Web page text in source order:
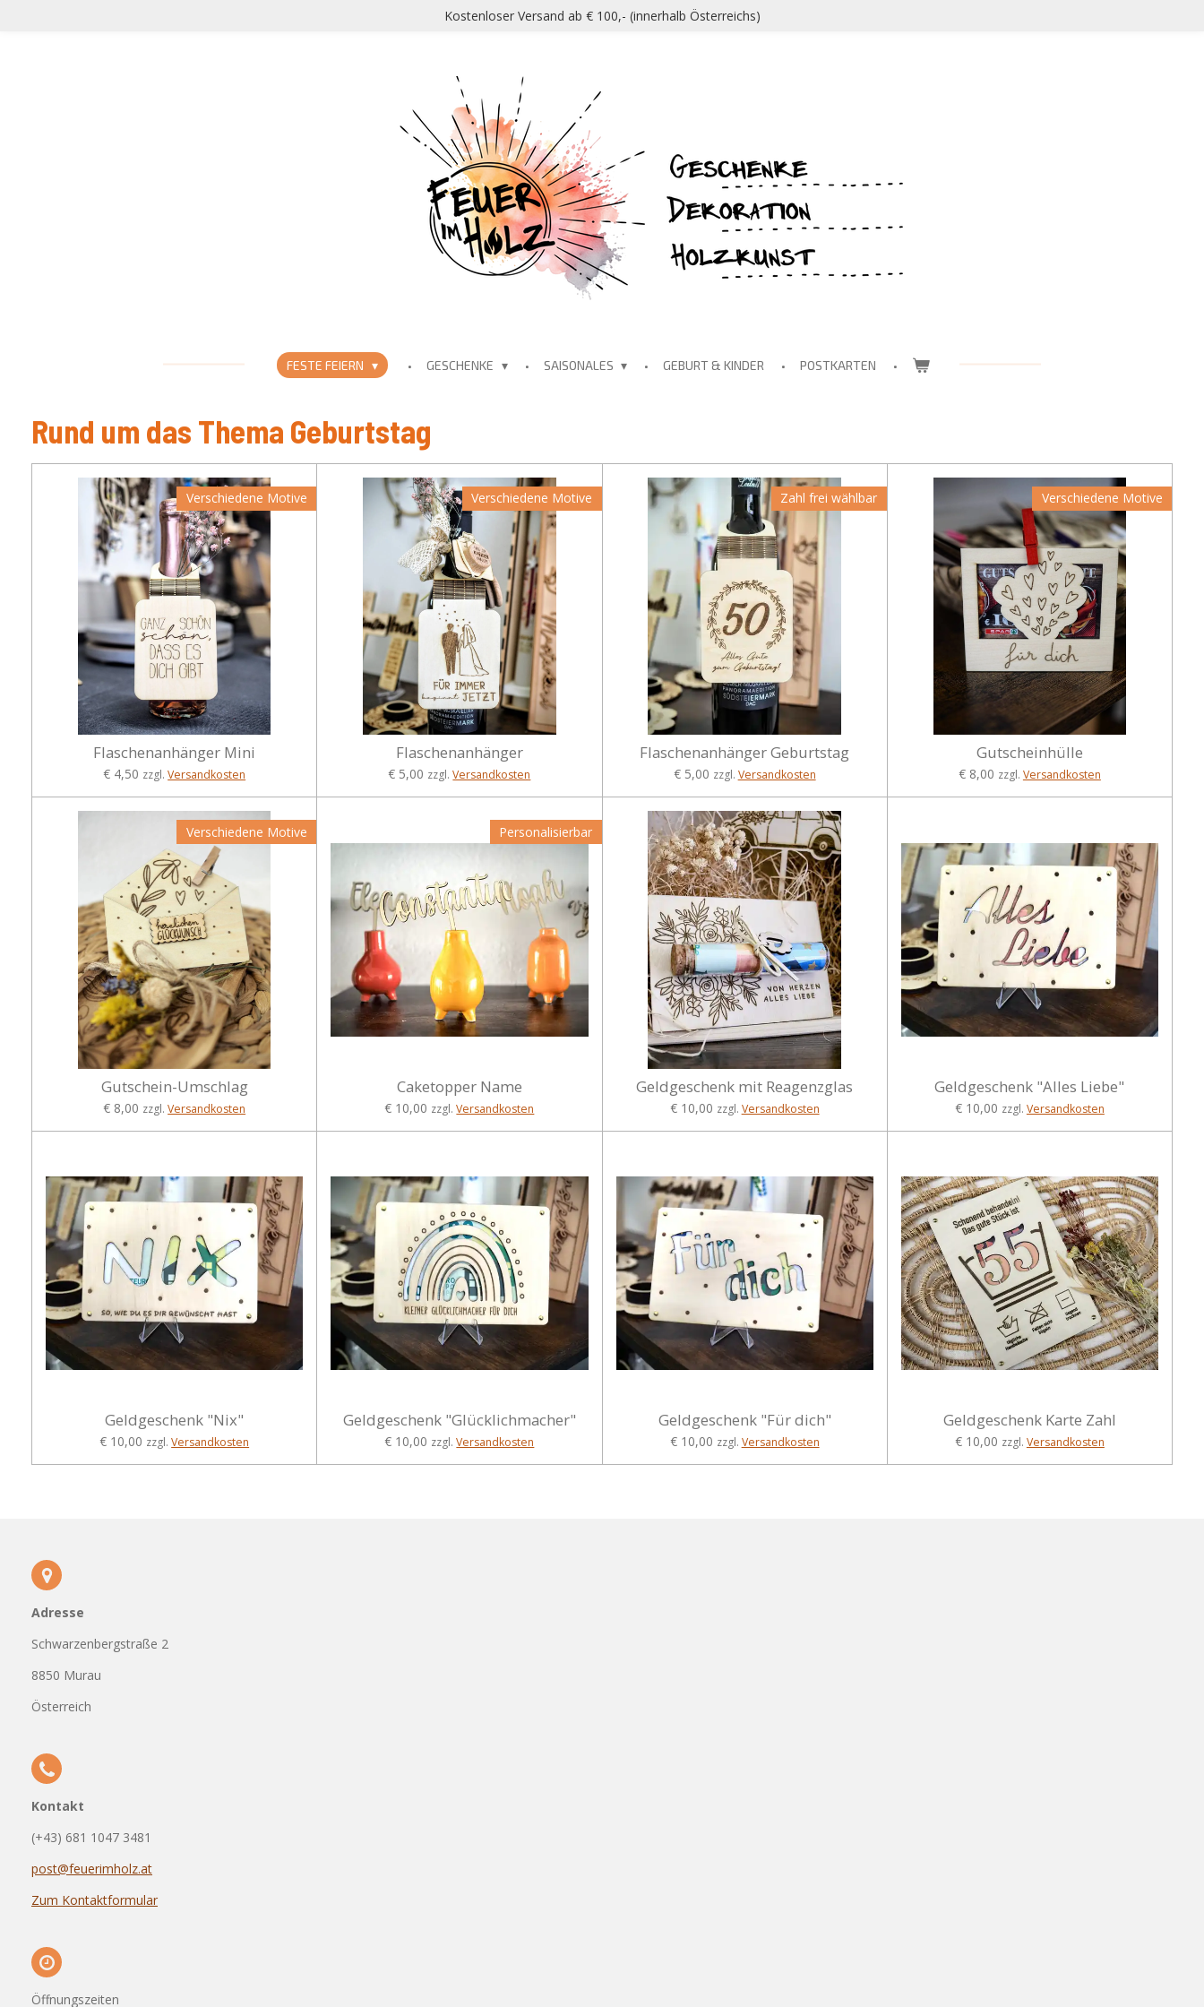
Kostenloser Versand ab € 100,- (innerhalb Österreichs)
FESTE FEIERN GESCHENKE SAISONALES GEBURT & KINDER POSTKARTEN
Rund um das Thema Geburtstag
Verschiedene Motive
Flaschenanhänger Mini
€ 4,50 zzgl.Versandkosten
Verschiedene Motive
Flaschenanhänger
€ 5,00 zzgl.Versandkosten
Zahl frei wählbar
Flaschenanhänger Geburtstag
€ 5,00 zzgl. Versandkosten
Verschiedene Motive
Gutscheinhülle
€ 8,00 zzgl. Versandkosten
Verschiedene Motive
Gutschein-Umschlag
€ 8,00 zzgl.Versandkosten
Personalisierbar
Caketopper Name
€ 10,00 zzgl.Versandkosten
Geldgeschenk mit Reagenzglas
€ 10,00 zzgl. Versandkosten
Geldgeschenk "Alles Liebe"
€ 10,00 zzgl. Versandkosten
Geldgeschenk "Nix"
€ 10,00 zzgl.Versandkosten
Geldgeschenk "Glücklichmacher"
€ 10,00 zzgl.Versandkosten
Geldgeschenk "Für dich"
€ 10,00 zzgl. Versandkosten
Geldgeschenk Karte Zahl
€ 10,00 zzgl. Versandkosten
Adresse
Schwarzenbergstraße 2
8850 Murau
Österreich
Kontakt
(+43) 681 1047 3481
post@feuerimholz.at
Zum Kontaktformular
Öffnungszeiten